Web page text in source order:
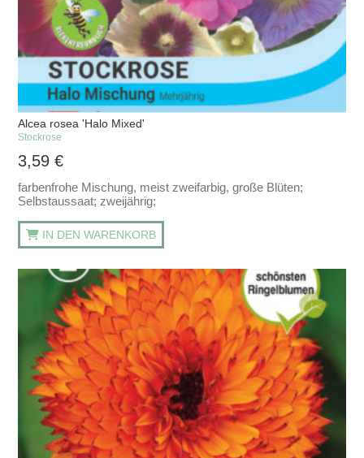
Alcea rosea 'Halo Mixed'
Stockrose
3,59€
farbenfrohe Mischung, meist zweifarbig, große Blüten;
Selbstaussaat; zweijährig;
IN DEN WARENKORB